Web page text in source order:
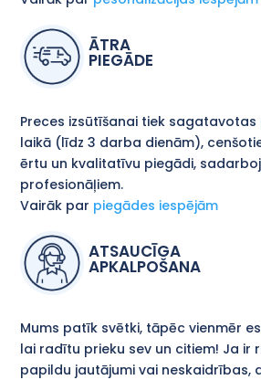
ĀTRA
PIEGĀDE
Preces izsūtīšanai tiek
laikā (līdz 3 darba dienām),
ērtu un kvalitatīvu piegādi,
profesionāļiem.
Vairāk par piegādes iespējām
ATSAUCĪGA
APKALPOŠANA
Mums patīk svētki, tāpēc vienmēr
lai radītu prieku sev un citiem! Ja ir
papildu jautājumi vai neskaidrības,